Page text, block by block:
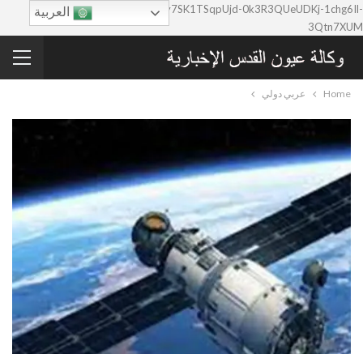
google-site-verification=0y7SK1TSqpUjd-0k3R3QUeUDKj-1chg6Il-
3Qtn7XUM
Home عربي دولي
العربية